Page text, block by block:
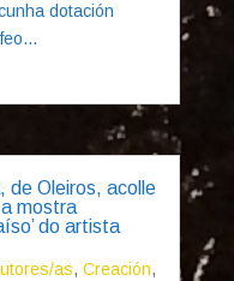
dotación
de Oleiros, acolle
mostra
do artista
as, Creación,